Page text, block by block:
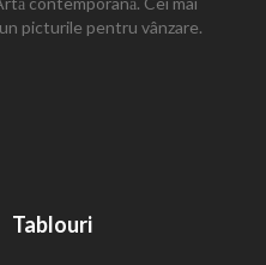
picturile pentru vânzare.
Tablouri